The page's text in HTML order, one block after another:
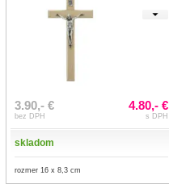
3.90,- €
bez DPH
4.80,- €
s DPH
skladom
rozmer 16 x 8,3 cm